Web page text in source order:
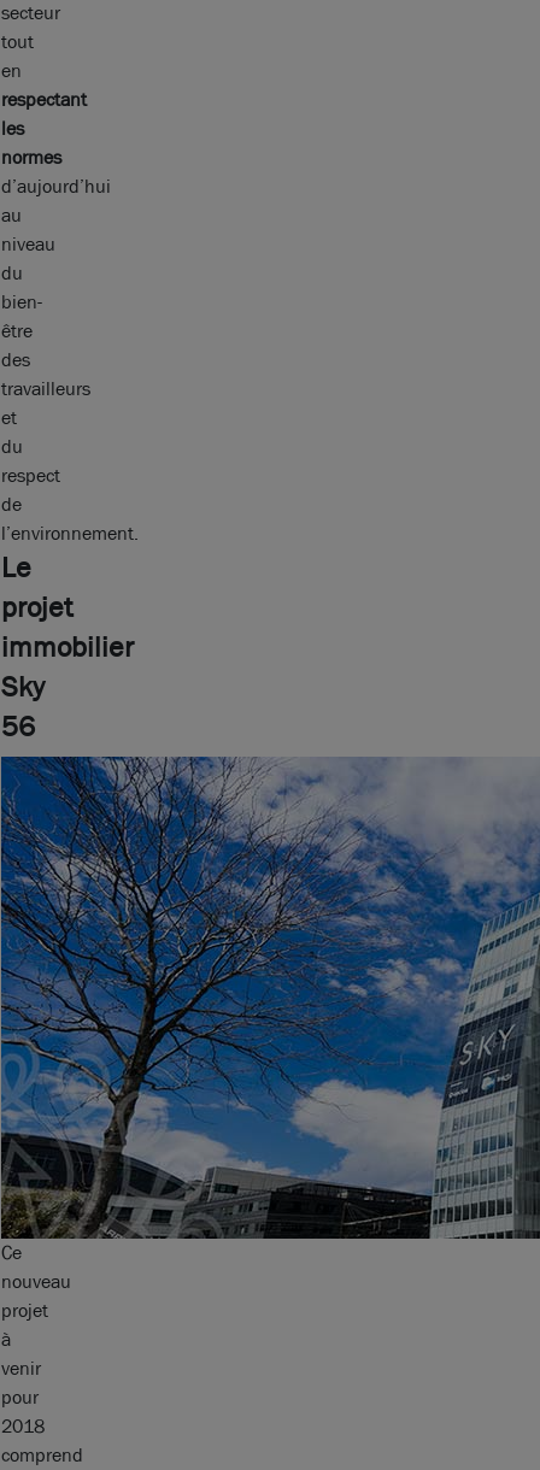
secteur
tout
en
respectant
les
normes
d’aujourd’hui
au
niveau
du
bien-
être
des
travailleurs
et
du
respect
de
l’environnement.
Le
projet
immobilier
Sky
56
Ce
nouveau
projet
à
venir
pour
2018
comprend